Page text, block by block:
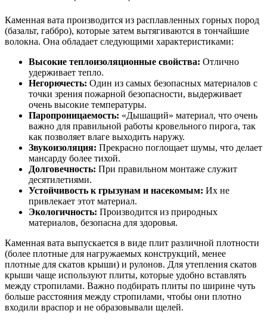
Каменная вата производится из расплавленных горных пород
(базальт, габбро), которые затем вытягиваются в тончайшие
волокна. Она обладает следующими характеристиками:
Высокие теплоизоляционные свойства: Отлично
удерживает тепло.
Негорючесть: Один из самых безопасных материалов с
точки зрения пожарной безопасности, выдерживает
очень высокие температуры.
Паропроницаемость: «Дышащий» материал, что очень
важно для правильной работы кровельного пирога, так
как позволяет влаге выходить наружу.
Звукоизоляция: Прекрасно поглощает шумы, что делает
мансарду более тихой.
Долговечность: При правильном монтаже служит
десятилетиями.
Устойчивость к грызунам и насекомым: Их не
привлекает этот материал.
Экологичность: Производится из природных
материалов, безопасна для здоровья.
Каменная вата выпускается в виде плит различной плотности
(более плотные для нагружаемых конструкций, менее
плотные для скатов крыши) и рулонов. Для утепления скатов
крыши чаще используют плиты, которые удобно вставлять
между стропилами. Важно подбирать плиты по ширине чуть
больше расстояния между стропилами, чтобы они плотно
входили враспор и не образовывали щелей.